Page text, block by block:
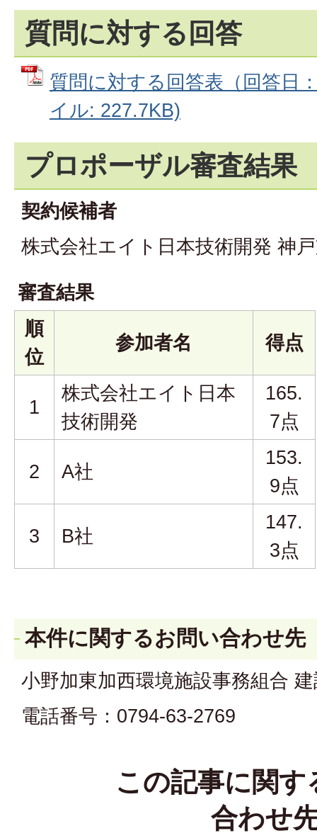
質問に対する回答
質問に対する回答表（回答日
イル: 227.7KB)
プロポーザル審査結果
契約候補者
株式会社エイト日本技術開発 神
審査結果
順
位
参加者名 得点
1
株式会社エイト日本
技術開発
165.
7点
2 A社
153.
9点
3 B社
147.
3点
本件に関するお問い合わせ先
小野加東加西環境施設事務組合
電話番号：0794-63-2769
この記事に関す
合わせ